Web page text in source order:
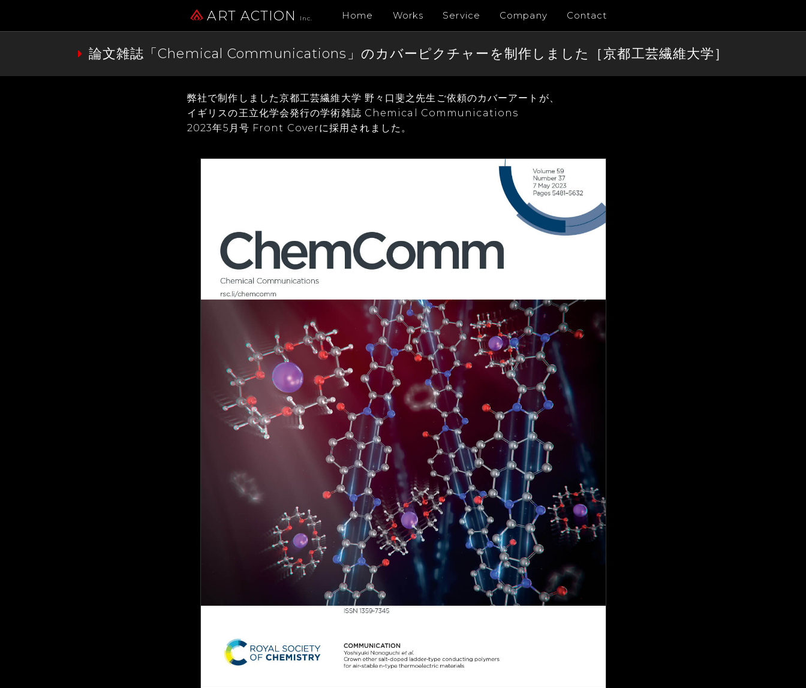
ART ACTION Inc. Home Works Service Company Contact
論文雑誌「Chemical Communications」のカバーピクチャーを制作しました［京都工芸繊維大学］
弊社で制作しました京都工芸繊維大学 野々口斐之先生ご依頼のカバーアートが、
イギリスの王立化学会発行の学術雑誌 Chemical Communications
2023年5月号 Front Coverに採用されました。